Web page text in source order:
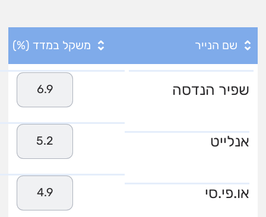
שם הנייר משקל במדד (%)
שפיר הנדסה 6.9
אנלייט 5.2
או.פי.סי 4.9